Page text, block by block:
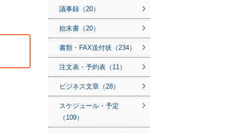
議事録（20）
始末書（20）
書類・FAX送付状（234）
注文表・予約表（11）
ビジネス文章（28）
スケジュール・予定
（109）